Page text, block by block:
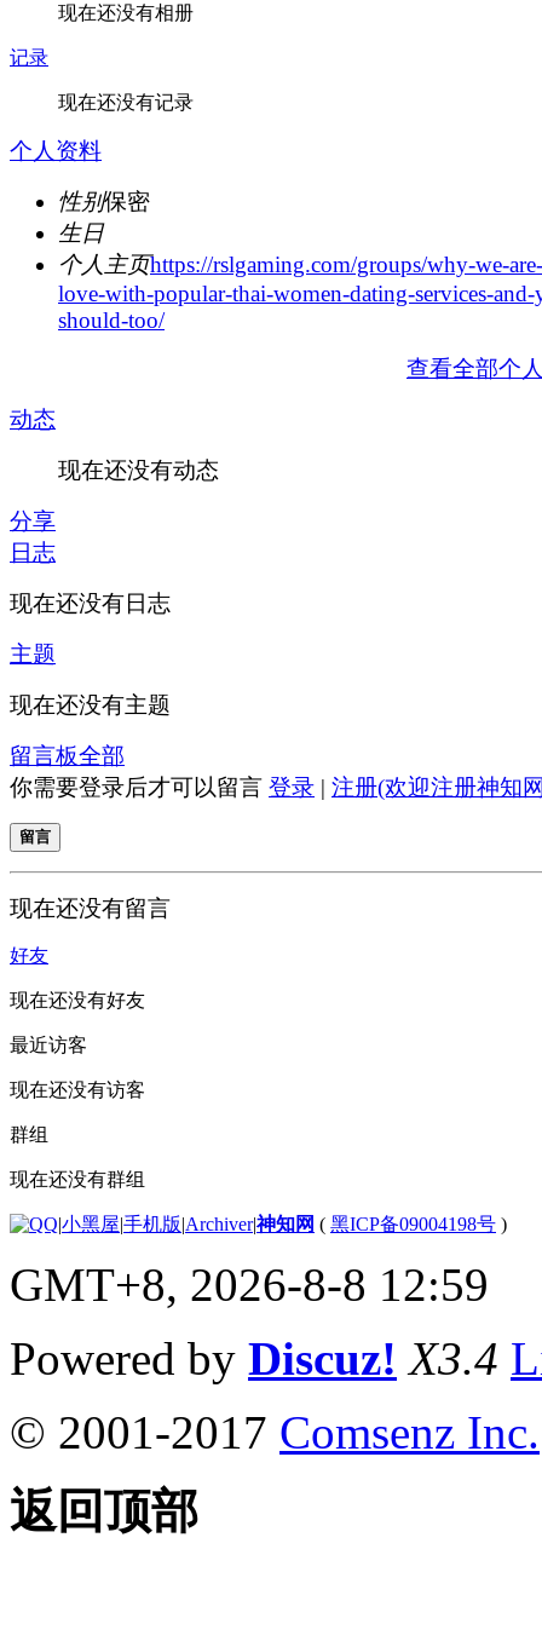
现在还没有相册
记录
现在还没有记录
个人资料
性别保密
生日
个人主页https://rslgaming.com/groups/why-we-
love-with-popular-thai-women-dating-services-and-
should-too/
查看全部个
动态
现在还没有动态
分享
日志
现在还没有日志
主题
现在还没有主题
留言板全部
你需要登录后才可以留言 登录 | 注册(欢迎注册神知
留言
现在还没有留言
好友
现在还没有好友
最近访客
现在还没有访客
群组
现在还没有群组
|小黑屋|手机版|Archiver|神知网 ( 黑ICP备09004198号 )
GMT+8, 2026-8-8 12:59
Powered by Discuz! X3.4
© 2001-2017 Comsenz Inc.
返回顶部